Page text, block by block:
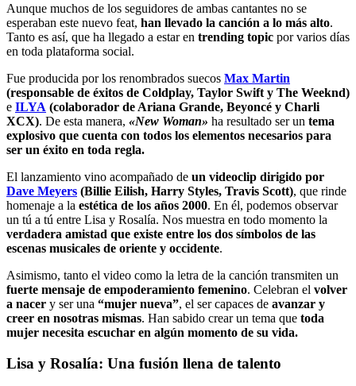
Aunque muchos de los seguidores de ambas cantantes no se
esperaban este nuevo feat, han llevado la canción a lo más alto.
Tanto es así, que ha llegado a estar en trending topic por varios días
en toda plataforma social.
Fue producida por los renombrados suecos Max Martin
(responsable de éxitos de Coldplay, Taylor Swift y The Weeknd)
e ILYA (colaborador de Ariana Grande, Beyoncé y Charli
XCX). De esta manera, «New Woman» ha resultado ser un tema
explosivo que cuenta con todos los elementos necesarios para
ser un éxito en toda regla.
El lanzamiento vino acompañado de un videoclip dirigido por
Dave Meyers (Billie Eilish, Harry Styles, Travis Scott), que rinde
homenaje a la estética de los años 2000. En él, podemos observar
un tú a tú entre Lisa y Rosalía. Nos muestra en todo momento la
verdadera amistad que existe entre los dos símbolos de las
escenas musicales de oriente y occidente.
Asimismo, tanto el video como la letra de la canción transmiten un
fuerte mensaje de empoderamiento femenino. Celebran el volver
a nacer y ser una “mujer nueva”, el ser capaces de avanzar y
creer en nosotras mismas. Han sabido crear un tema que toda
mujer necesita escuchar en algún momento de su vida.
Lisa y Rosalía: Una fusión llena de talento